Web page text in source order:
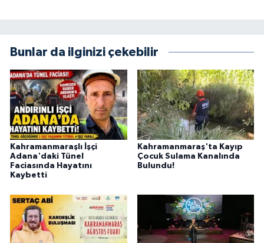
Bunlar da ilginizi çekebilir
Kahramanmaraşlı İşçi
Adana'daki Tünel
Faciasında Hayatını
Kaybetti
Kahramanmaraş'ta Kayıp
Çocuk Sulama Kanalında
Bulundu!
YEREL
BÖLGEDEN
BİLİM TEKNOLOJİ
ASAYİŞ
SEÇİM 2015
ÇEVRE
BİLİM VE TEKNOLOJİ